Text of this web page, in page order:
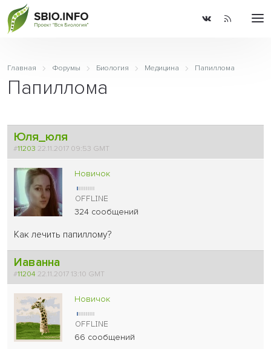
Главная Форумы Биология Медицина Папиллома
Папиллома
Юля_юля
#11203 22.11.2017 09:53 GMT
Новичок
324 сообщений
Как лечить папиллому?
Иаванна
#11204 22.11.2017 13:10 GMT
Новичок
66 сообщений